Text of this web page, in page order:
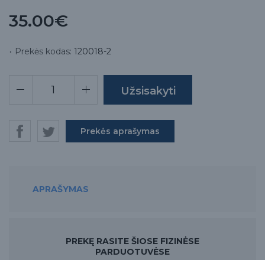
35.00€
Prekės kodas: 120018-2
Prekės aprašymas
APRAŠYMAS
PREKĘ RASITE ŠIOSE FIZINĖSE
PARDUOTUVĖSE